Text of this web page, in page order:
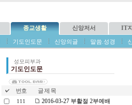
종교생활 신앙저서
IT
기도인도문 신앙의글 말씀.성경
성모피부과
기도인도문
번호 글 제 목
111 2016-03-27 부활절 2부예배